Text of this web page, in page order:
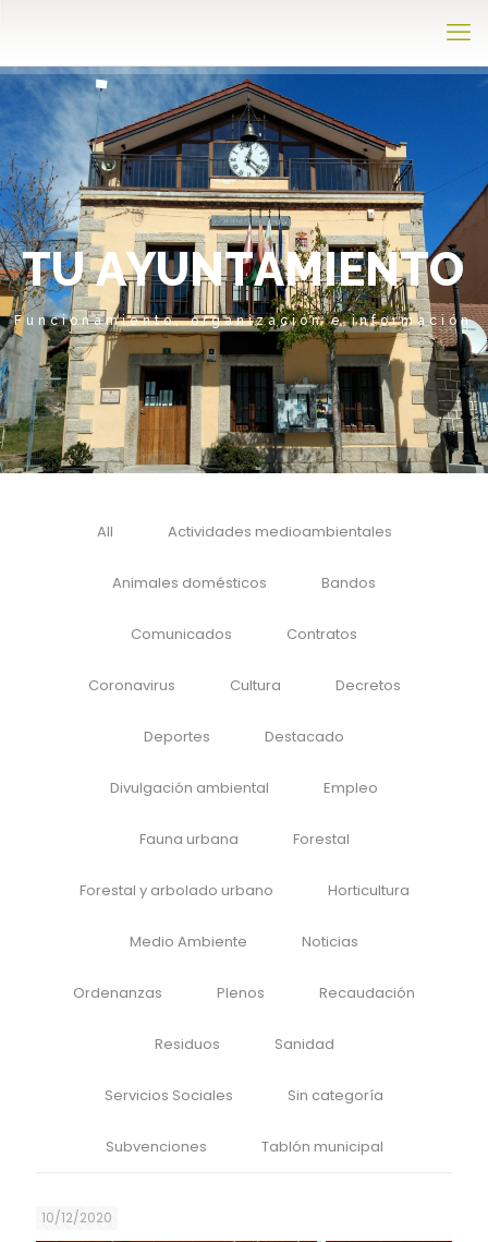
TU AYUNTAMIENTO
Funcionamiento, organización e información
All Actividades medioambientales
Animales domésticos Bandos
Comunicados Contratos
Coronavirus Cultura Decretos
Deportes Destacado
Divulgación ambiental Empleo
Fauna urbana Forestal
Forestal y arbolado urbano Horticultura
Medio Ambiente Noticias
Ordenanzas Plenos Recaudación
Residuos Sanidad
Servicios Sociales Sin categoría
Subvenciones Tablón municipal
10/12/2020